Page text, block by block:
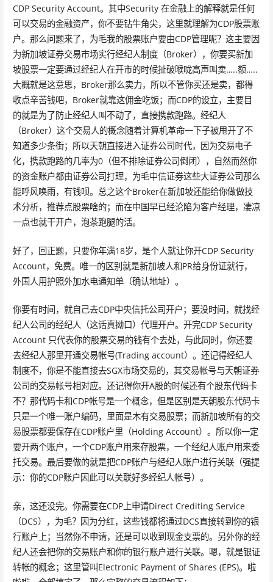
CDP Security Account。其中Security 在金融上的解释就是任何
可以交易的金融资产，你不要钻牛角尖，这里就理解为CDP股票账
户。那么问题来了，为毛我的股票账户要由CDP管理呢？这主要因
为新加坡证券交易市场实行经纪人制度（Broker），你要买新加
坡股票一定要通过经纪人在开市的时候扯破喉咙高声叫卖…..额…..
大概就是这意思，Broker那么卖力，所以不管你买还是卖，都得
收点辛苦钱吧，Broker就靠这佣金吃饭；而CDP的设立，主要目
的就是为了防止经纪人叫不动了，直接携款跑路。经纪人
（Broker）这个交易人的概念随着计算机革命一下子被甩开了不
知道多少条街；所以天朝直接进入证券公司时代，因为交易电子
化，携款跑路的几率为0（但不排除证券公司倒闭），自然而然你
的资金账户都由证券公司打理，为毛中信证券这些大证券公司那么
能呼风唤雨，有钱呗。总之这个Broker在新加坡还能给你做做技
术分析，推荐点股票啥的；而在中国早已经沦陷为客户经理，凄凉
一点也就干开户，泡茶跑腿的活。
好了，回正题，只要你年满18岁，是个人就让你开CDP Security
Account，免费。唯一的区别就是新加坡人和PR给身份证就行，
外国人用护照外加水电通知单（确认地址）。
你要有时间，就自己去CDP中央信托公司开户；要没时间，就找经
纪人公司的经纪人（这话真拗口）代理开户。开完CDP Security
Account 只代表你的股票交易的钱有个去处，与此同时，你还要
去经纪人那里开通交易帐号(Trading account）。还记得经纪人
制度不，你是不能直接去SGX市场交易的，其交易帐号与天朝证券
公司的交易帐号相对应。还记得你开A股的时候还有个股东代码卡
不？那代码卡和CDP帐号是一个概念，但是区别是天朝股东代码卡
只是一个唯一账户编码，里面是木有交易股票；而新加坡所有的交
易股票都要保存在CDP账户里（Holding Account）。所以你一定
要开两个账户，一个CDP账户用来存股票，一个经纪人账户用来委
托交易。最后要做的就是把CDP账户与经纪人账户进行关联（强提
示：你的CDP账户因此可以关联好多经纪人帐号）。
亲，这还没完。你需要在CDP上申请Direct Crediting Service
（DCS），为毛？因为分红，这些钱都将通过DCS直接转到你的银
行账户上；当然你不申请，还是可以收到现金支票的。另外你的经
纪人还会把你的交易账户和你的银行账户进行关联。嗯，就是银证
转帐的概念；这里管叫Electronic Payment of Shares (EPS)。啦